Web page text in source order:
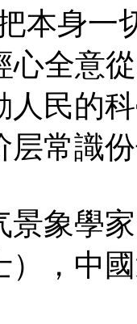
本身一
心全意
人民的
层常識
景象學
），中